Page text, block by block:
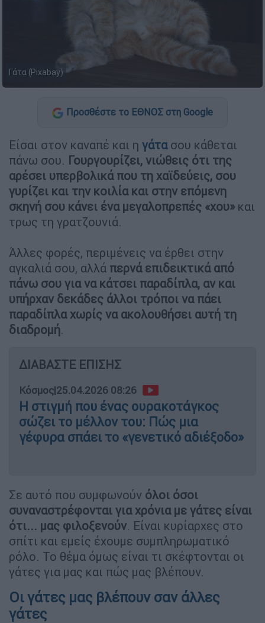
Γάτα (Pixabay)
Προσθέστε το ΕΘΝΟΣ στη Google
Είσαι στον καναπέ και η γάτασου κάθεται
πάνω σου. Γουργουρίζει, νιώθεις ότι της
αρέσει υπερβολικά που τη χαϊδεύεις, σου
γυρίζει και την κοιλία και στην επόμενη
σκηνή σου κάνει ένα μεγαλοπρεπές «χου» και
τρως τη γρατζουνιά.
Άλλες φορές, περιμένεις να έρθει στην
αγκαλιά σου, αλλά περνά επιδεικτικά από
πάνω σου για να κάτσει παραδίπλα, αν και
υπήρχαν δεκάδες άλλοι τρόποι να πάει
παραδίπλα χωρίς να ακολουθήσει αυτή τη
διαδρομή.
ΔΙΑΒΑΣΤΕ ΕΠΙΣΗΣ
Κόσμος|25.04.2026 08:26
Η στιγμή που ένας ουρακοτάγκος
σώζει το μέλλον του: Πώς μια
γέφυρα σπάει το «γενετικό αδιέξοδο»
Σε αυτό που συμφωνούν όλοι όσοι
συναναστρέφονται για χρόνια με γάτες είναι
ότι... μας φιλοξενούν. Είναι κυρίαρχες στο
σπίτι και εμείς έχουμε συμπληρωματικό
ρόλο. Το θέμα όμως είναι τι σκέφτονται οι
γάτες για μας και πώς μας βλέπουν.
Οι γάτες μας βλέπουν σαν άλλες
γάτες